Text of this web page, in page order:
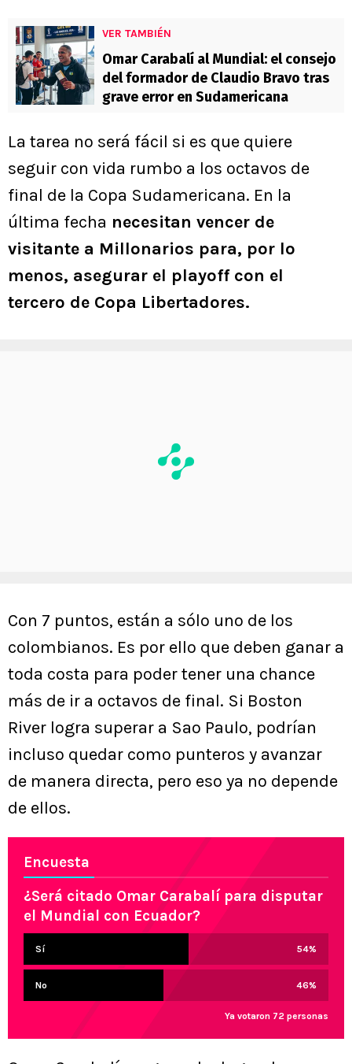
VER TAMBIÉN
Omar Carabalí al Mundial: el consejo
del formador de Claudio Bravo tras
grave error en Sudamericana
La tarea no será fácil si es que quiere
seguir con vida rumbo a los octavos de
final de la Copa Sudamericana. En la
última fecha necesitan vencer de
visitante a Millonarios para, por lo
menos, asegurar el playoff con el
tercero de Copa Libertadores.
Con 7 puntos, están a sólo uno de los
colombianos. Es por ello que deben ganar a
toda costa para poder tener una chance
más de ir a octavos de final. Si Boston
River logra superar a Sao Paulo, podrían
incluso quedar como punteros y avanzar
de manera directa, pero eso ya no depende
de ellos.
Encuesta
¿Será citado Omar Carabalí para disputar
el Mundial con Ecuador?
Sí 54%
No 46%
Ya votaron 72 personas